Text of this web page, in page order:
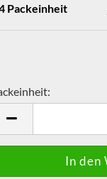
Packeinheit